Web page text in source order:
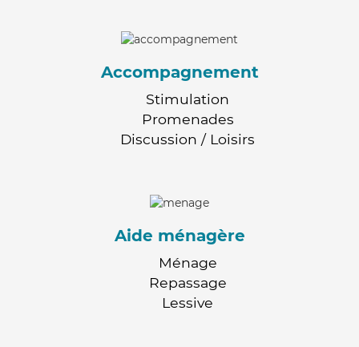
Accompagnement
Stimulation
Promenades
Discussion / Loisirs
Aide ménagère
Ménage
Repassage
Lessive